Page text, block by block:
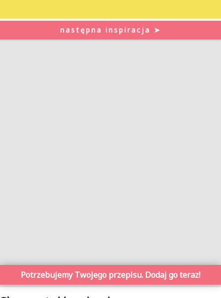
następna inspiracja ➤
Potrzebujemy Twojego przepisu. Dodaj go teraz!